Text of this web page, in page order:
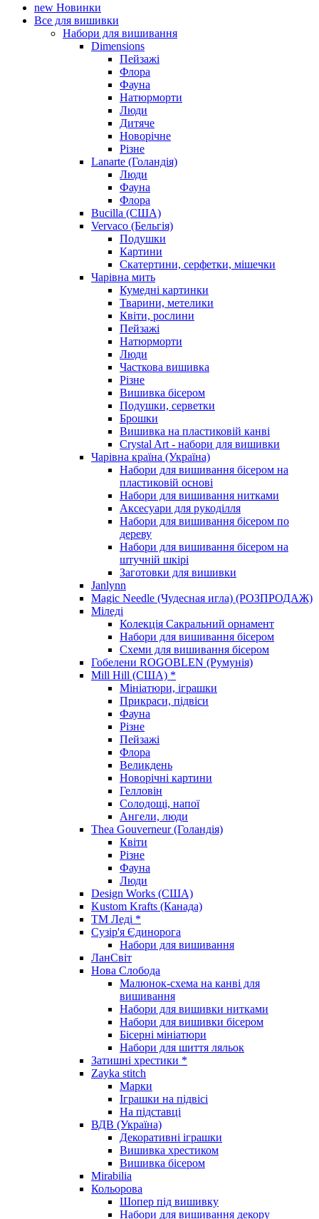
new Новинки
Все для вишивки
Набори для вишивання
Dimensions
Пейзажі
Флора
Фауна
Натюрморти
Люди
Дитяче
Новорічне
Різне
Lanarte (Голандія)
Люди
Фауна
Флора
Bucilla (США)
Vervaco (Бельгія)
Подушки
Картини
Скатертини, серфетки, мішечки
Чарiвна мить
Кумедні картинки
Тварини, метелики
Квіти, рослини
Пейзажі
Натюрморти
Люди
Часткова вишивка
Різне
Вишивка бісером
Подушки, серветки
Брошки
Вишивка на пластиковій канві
Crystal Art - набори для вишивки
Чарівна країна (Україна)
Набори для вишивання бісером на
пластиковій основі
Набори для вишивання нитками
Аксесуари для рукоділля
Набори для вишивання бісером по
дереву
Набори для вишивання бісером на
штучній шкірі
Заготовки для вишивки
Janlynn
Magic Needle (Чудесная игла) (РОЗПРОДАЖ)
Міледі
Колекція Сакральний орнамент
Набори для вишивання бісером
Схеми для вишивання бісером
Гобелени ROGOBLEN (Румунія)
Mill Hill (США) *
Мініатюри, іграшки
Прикраси, підвіси
Фауна
Різне
Пейзажі
Флора
Великдень
Новорічні картини
Гелловін
Солодощі, напої
Ангели, люди
Thea Gouverneur (Голандія)
Квіти
Різне
Фауна
Люди
Design Works (США)
Kustom Krafts (Канада)
ТМ Леді *
Сузір'я Єдинорога
Набори для вишивання
ЛанСвіт
Нова Слобода
Малюнок-схема на канві для
вишивання
Набори для вишивки нитками
Набори для вишивки бісером
Бісерні мініатюри
Набори для шиття ляльок
Затишні хрестики *
Zayka stitch
Марки
Іграшки на підвісі
На підставці
ВДВ (Україна)
Декоративні іграшки
Вишивка хрестиком
Вишивка бісером
Mirabilia
Кольорова
Шопер під вишивку
Набори для вишивання декору